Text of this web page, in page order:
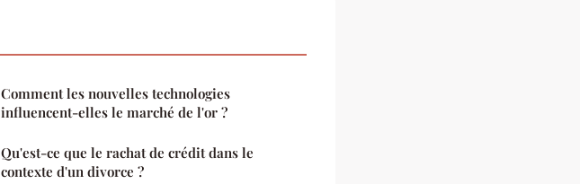
Comment les nouvelles technologies
influencent-elles le marché de l'or ?
Qu'est-ce que le rachat de crédit dans le
contexte d'un divorce ?